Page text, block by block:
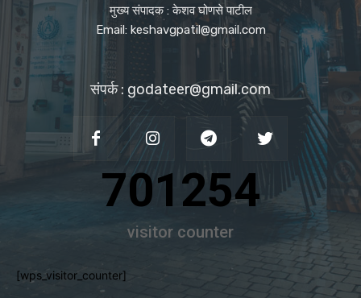
मुख्य संपादक : केशव घोणसे पाटील
Email: keshavgpatil@gmail.com
संपर्क : godateer@gmail.com
701254
visitor counter
[wps_visitor_counter]